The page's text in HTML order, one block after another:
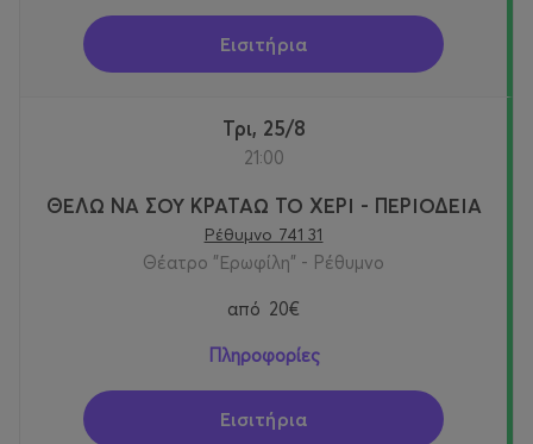
Εισιτήρια
Τρι, 25/8
21:00
ΘΕΛΩ ΝΑ ΣΟΥ ΚΡΑΤΑΩ ΤΟ ΧΕΡΙ - ΠΕΡΙΟΔΕΙΑ
Ρέθυμνο 741 31
Θέατρο "Ερωφίλη" - Ρέθυμνο
από 20€
Πληροφορίες
Εισιτήρια